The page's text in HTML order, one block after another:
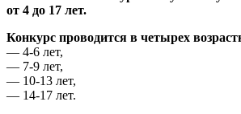
от 4 до 17 лет.
Конкурс проводится в четырех
— 4-6 лет,
— 7-9 лет,
— 10-13 лет,
— 14-17 лет.